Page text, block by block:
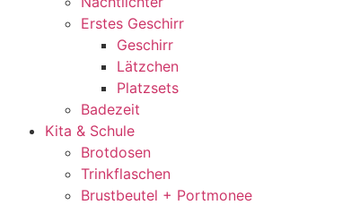
Erstes Geschirr
Geschirr
Lätzchen
Platzsets
Badezeit
Kita & Schule
Brotdosen
Trinkflaschen
Brustbeutel + Portmonee